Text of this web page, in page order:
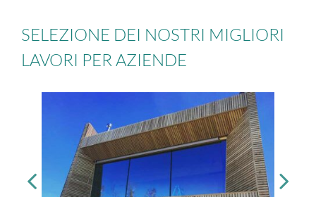
SELEZIONE DEI NOSTRI MIGLIORI
LAVORI PER AZIENDE